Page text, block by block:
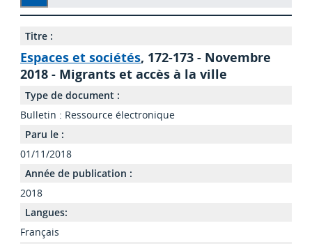
Titre :
Espaces et sociétés, 172-173 - Novembre
2018 - Migrants et accès à la ville
Type de document :
Bulletin : Ressource électronique
Paru le :
01/11/2018
Année de publication :
2018
Langues:
Français